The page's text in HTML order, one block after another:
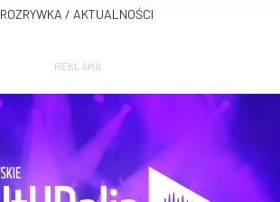
ROZRYWKA / AKTUALNOŚCI
REKLAMA